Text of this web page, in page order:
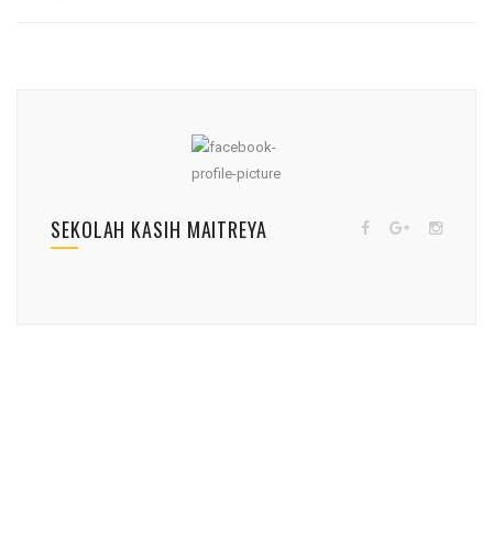
SEKOLAH KASIH MAITREYA